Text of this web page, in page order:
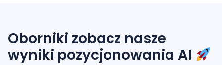
Oborniki zobacz nasze
wyniki pozycjonowania AI